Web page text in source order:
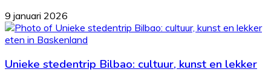
9 januari 2026
Unieke stedentrip Bilbao: cultuur, kunst en lekker